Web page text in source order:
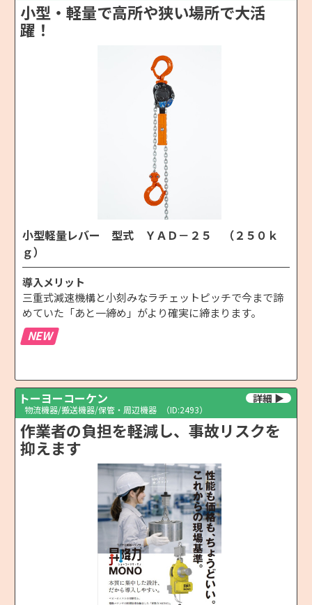
小型・軽量で高所や狭い場所で大活
躍！
小型軽量レバー 型式 ＹＡＤ－２５ （２５０ｋ
ｇ）
導入メリット
三重式減速機構と小刻みなラチェットピッチで今まで諦
めていた「あと一締め」がより確実に締まります。
NEW
トーヨーコーケン
物流機器/搬送機器/保管・周辺機器 （ID:2493）
作業者の負担を軽減し、事故リスクを
抑えます